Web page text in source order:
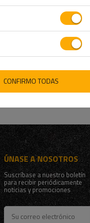
circular?
conducir de clase B y
con un remolque
también qué es la
conducir tipo B+E
ÚNASE A NOSOTROS
Suscríbase a nuestro boletín
para recibir periódicamente
noticias y promociones
CONFIRMO TODAS